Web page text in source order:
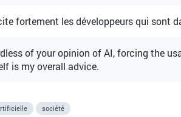
fortement les développeurs qui sont
of your opinion of AI, forcing the
is my overall advice.
société